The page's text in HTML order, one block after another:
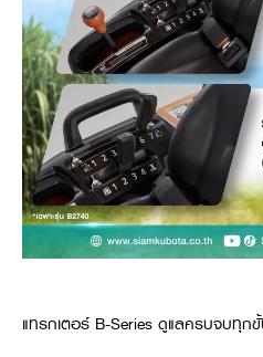
แทรกเตอร์ B-Series ดูแลครบจบทุ